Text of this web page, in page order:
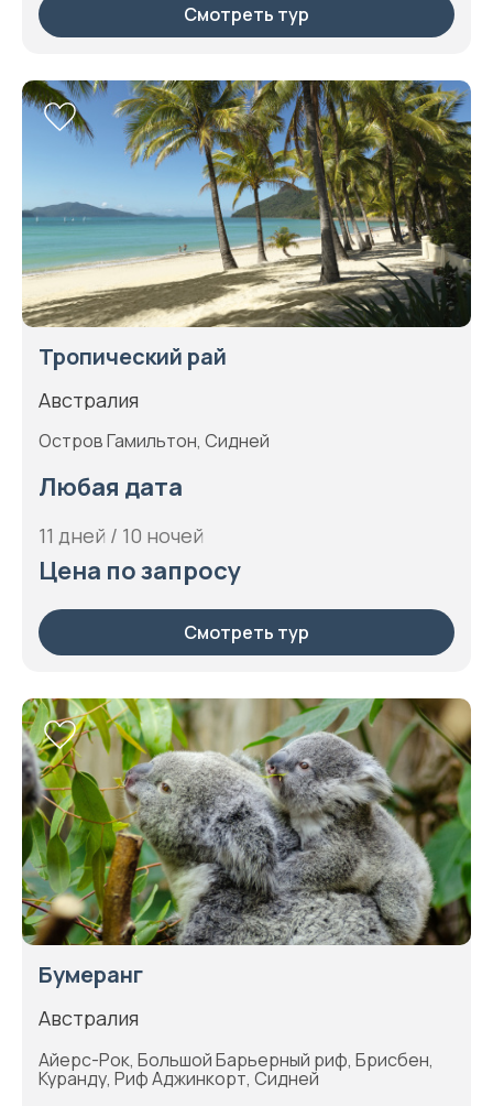
Смотреть тур
Тропический рай
Австралия
Остров Гамильтон, Сидней
Любая дата
11 дней / 10 ночей
Цена по запросу
Смотреть тур
Бумеранг
Австралия
Айерс-Рок, Большой Барьерный риф, Брисбен,
Куранду, Риф Аджинкорт, Сидней